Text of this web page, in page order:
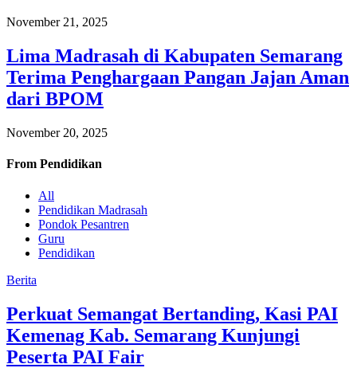
November 21, 2025
Lima Madrasah di Kabupaten Semarang
Terima Penghargaan Pangan Jajan Aman
dari BPOM
November 20, 2025
From Pendidikan
All
Pendidikan Madrasah
Pondok Pesantren
Guru
Pendidikan
Berita
Perkuat Semangat Bertanding, Kasi PAI
Kemenag Kab. Semarang Kunjungi
Peserta PAI Fair